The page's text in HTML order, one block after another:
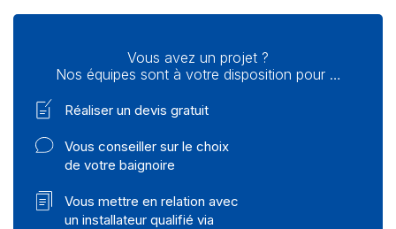
Vous avez un projet ?
Nos équipes sont à votre disposition pour …
Réaliser un devis gratuit
Vous conseiller sur le choix
de votre baignoire
Vous mettre en relation avec
un installateur qualifié via